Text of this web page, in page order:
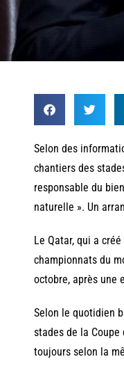
Selon des
chantiers des
responsable du
naturelle ». Un
Le Qatar, qui a
championnats du
octobre, après une
Selon le quotidien
stades de la Coupe
toujours selon la